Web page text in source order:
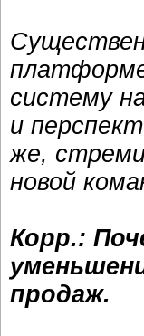
систему
и
же,
новой
Корр.:
продаж.